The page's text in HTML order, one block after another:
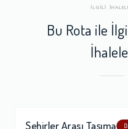
İLGİLİ
Bu Rota ile
Şehirler Arası Taşıma